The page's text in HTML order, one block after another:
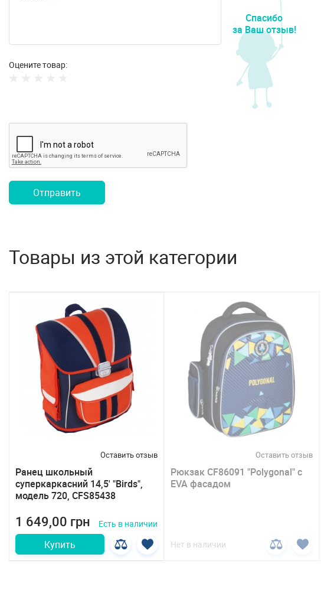
Оцените товар:
Отправить
Спасибо
за Ваш отзыв!
Товары из этой категории
Оставить отзыв
Ранец школьный
суперкаркасний 14,5' "Birds",
модель 720, CFS85438
1 649,00 грн Есть в наличии
Купить
Оставить отзыв
Рюкзак CF86091 "Polygonal" с
EVA фасадом
Нет в наличии